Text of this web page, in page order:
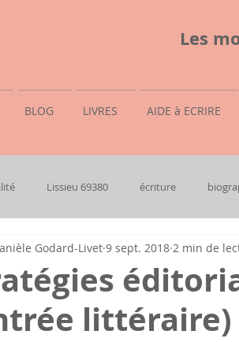
Les
BLOG LIVRES AIDE à ECRIRE
Lissieu 69380 écriture
littéraire)
Godard-Livet 9 sept. 2018 2 min de